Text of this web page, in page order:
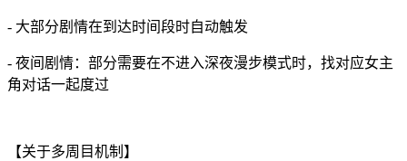
- 大部分剧情在到达时间段时自动触发
- 夜间剧情：部分需要在不进入深夜漫步模式时，找对应女主
角对话一起度过
【关于多周目机制】